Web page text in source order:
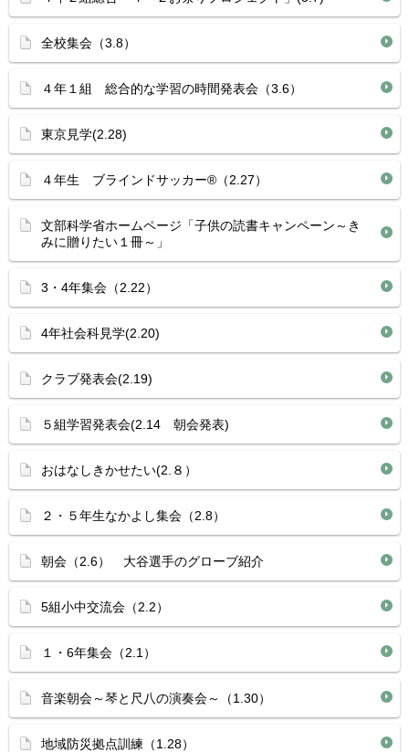
全校集会（3.8）
４年１組 総合的な学習の時間発表会（3.6）
東京見学(2.28)
４年生 ブラインドサッカー®（2.27）
文部科学省ホームページ「子供の読書キャンペーン～き
みに贈りたい１冊～」
3・4年集会（2.22）
4年社会科見学(2.20)
クラブ発表会(2.19)
５組学習発表会(2.14 朝会発表)
おはなしきかせたい(2.８）
２・５年生なかよし集会（2.8）
朝会（2.6） 大谷選手のグローブ紹介
5組小中交流会（2.2）
１・6年集会（2.1）
音楽朝会～琴と尺八の演奏会～（1.30）
地域防災拠点訓練（1.28）